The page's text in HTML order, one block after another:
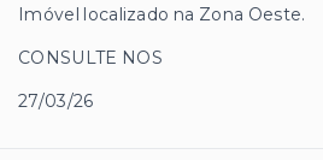
Imóvel localizado na Zona Oeste.
CONSULTE NOS
27/03/26